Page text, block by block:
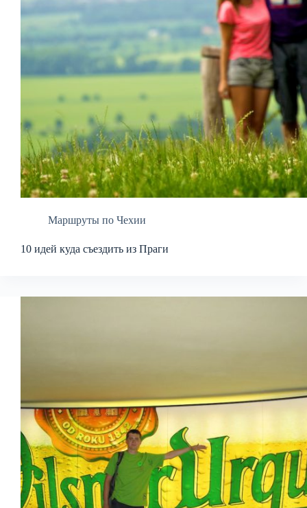
Маршруты по Чехии
10 идей куда съездить из Праги